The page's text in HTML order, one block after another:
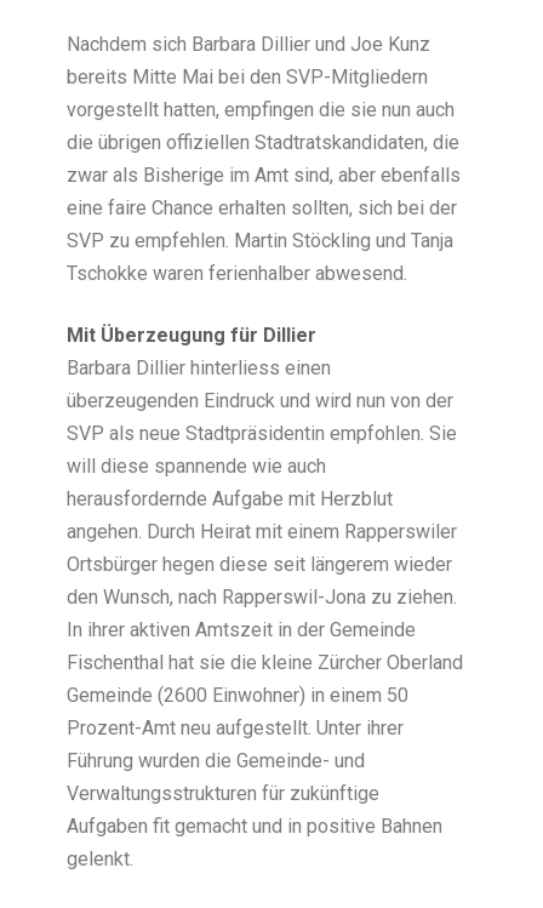
Nachdem sich Barbara Dillier und Joe Kunz
bereits Mitte Mai bei den SVP-Mitgliedern
vorgestellt hatten, empfingen die sie nun auch
die übrigen offiziellen Stadtratskandidaten, die
zwar als Bisherige im Amt sind, aber ebenfalls
eine faire Chance erhalten sollten, sich bei der
SVP zu empfehlen. Martin Stöckling und Tanja
Tschokke waren ferienhalber abwesend.
Mit Überzeugung für Dillier
Barbara Dillier hinterliess einen
überzeugenden Eindruck und wird nun von der
SVP als neue Stadtpräsidentin empfohlen. Sie
will diese spannende wie auch
herausfordernde Aufgabe mit Herzblut
angehen. Durch Heirat mit einem Rapperswiler
Ortsbürger hegen diese seit längerem wieder
den Wunsch, nach Rapperswil-Jona zu ziehen.
In ihrer aktiven Amtszeit in der Gemeinde
Fischenthal hat sie die kleine Zürcher Oberland
Gemeinde (2600 Einwohner) in einem 50
Prozent-Amt neu aufgestellt. Unter ihrer
Führung wurden die Gemeinde- und
Verwaltungsstrukturen für zukünftige
Aufgaben fit gemacht und in positive Bahnen
gelenkt.